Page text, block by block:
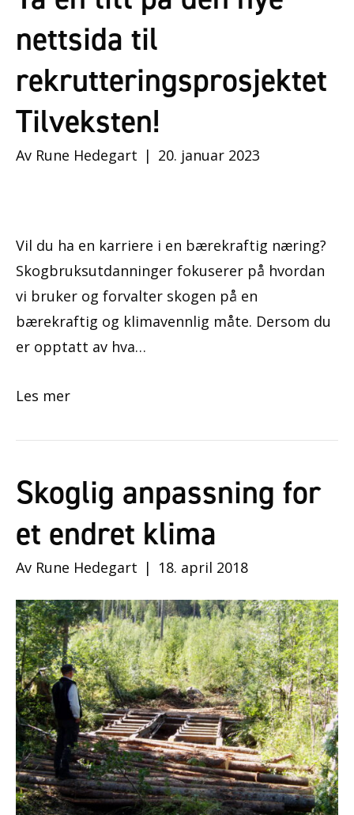
nettsida til
rekrutteringsprosjektet
Tilveksten!
Av Rune Hedegart | 20. januar 2023
Vil du ha en karriere i en bærekraftig næring?
Skogbruksutdanninger fokuserer på hvordan
vi bruker og forvalter skogen på en
bærekraftig og klimavennlig måte. Dersom du
er opptatt av hva…
Les mer
Skoglig anpassning for
et endret klima
Av Rune Hedegart | 18. april 2018